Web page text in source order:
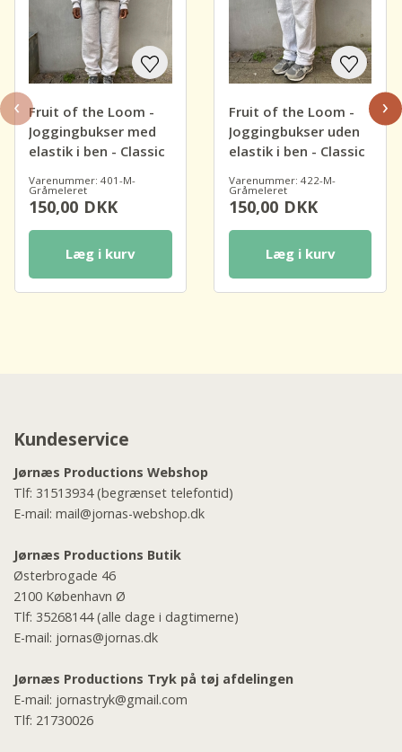
Fruit of the Loom -
Joggingbukser med
elastik i ben - Classic
Varenummer: 401-M-
Gråmeleret
150,00DKK
Læg i kurv
Fruit of the Loom -
Joggingbukser uden
elastik i ben - Classic
Varenummer: 422-M-
Gråmeleret
150,00DKK
Læg i kurv
‹ ›
Kundeservice
Jørnæs Productions Webshop
Tlf: 31513934(begrænset telefontid)
E-mail: mail@jornas-webshop.dk
Jørnæs Productions Butik
Østerbrogade 46
2100 København Ø
Tlf: 35268144(alle dage i dagtimerne)
E-mail: jornas@jornas.dk
Jørnæs Productions Tryk på tøj afdelingen
E-mail: jornastryk@gmail.com
Tlf: 21730026